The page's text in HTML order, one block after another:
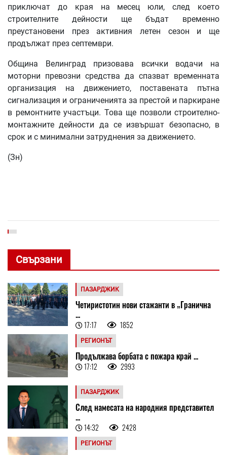
приключат до края на месец юли, след което
строителните дейности ще бъдат временно
преустановени през активния летен сезон и ще
продължат през септември.
Община Велинград призовава всички водачи на
моторни превозни средства да спазват временната
организация на движението, поставената пътна
сигнализация и ограниченията за престой и паркиране
в ремонтните участъци. Това ще позволи строително-
монтажните дейности да се извършат безопасно, в
срок и с минимални затруднения за движението.
(Зн)
Свързани
ПАЗАРДЖИК
Четиристотин нови стажанти в „Гранична
...
17:17 1852
РЕГИОНЪТ
Продължава борбата с пожара край ...
17:12 2993
ПАЗАРДЖИК
След намесата на народния представител
...
14:32 2428
РЕГИОНЪТ